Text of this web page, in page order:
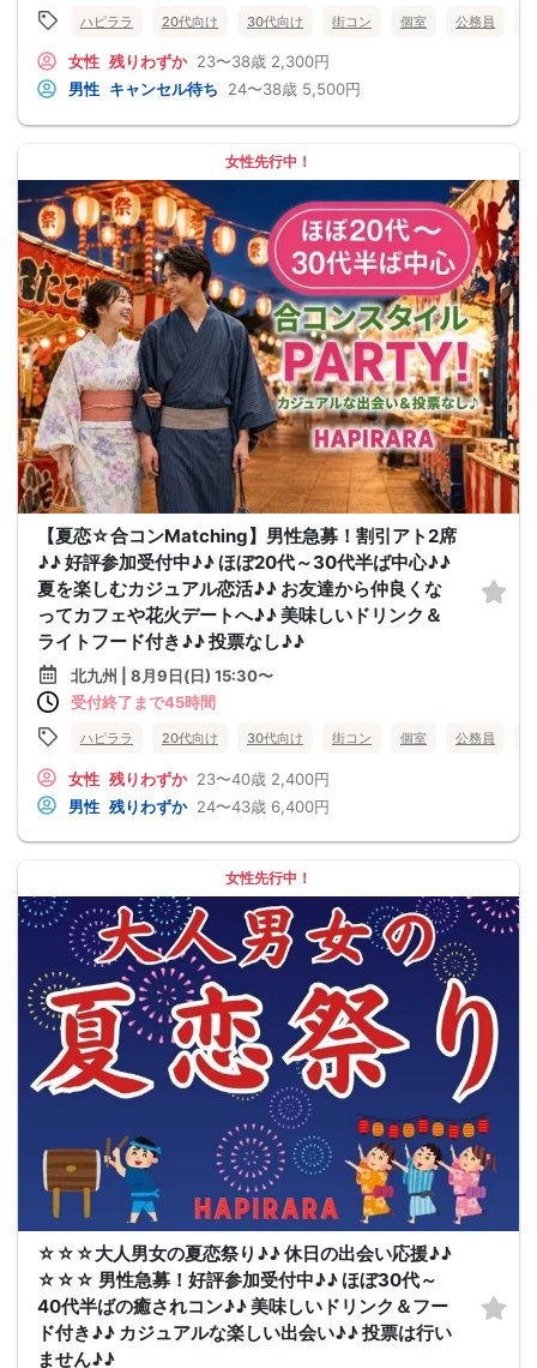
ハピララ 20代向け 30代向け 街コン 個室 公務員
女性 残りわずか 23〜38歳 2,300円
男性 キャンセル待ち 24〜38歳 5,500円
女性先行中！
【夏恋☆合コンMatching】男性急募！割引アト2席
♪♪ 好評参加受付中♪♪ ほぼ20代～30代半ば中心♪♪
夏を楽しむカジュアル恋活♪♪ お友達から仲良くな
ってカフェや花火デートへ♪♪ 美味しいドリンク＆
ライトフード付き♪♪ 投票なし♪♪
北九州 | 8月9日(日) 15:30〜
受付終了まで45時間
ハピララ 20代向け 30代向け 街コン 個室 公務員
女性 残りわずか 23〜40歳 2,400円
男性 残りわずか 24〜43歳 6,400円
女性先行中！
☆☆☆大人男女の夏恋祭り♪♪ 休日の出会い応援♪♪
☆☆☆ 男性急募！好評参加受付中♪♪ ほぼ30代～
40代半ばの癒されコン♪♪ 美味しいドリンク＆フー
ド付き♪♪ カジュアルな楽しい出会い♪♪ 投票は行い
ません♪♪